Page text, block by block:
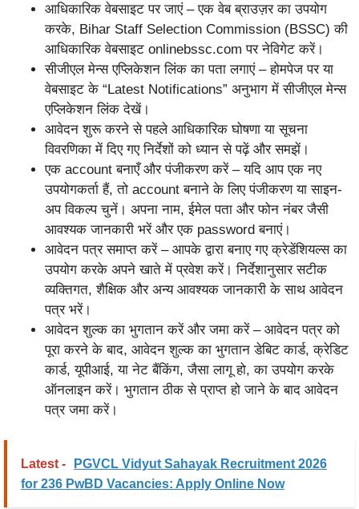
आधिकारिक वेबसाइट पर जाएं – एक वेब ब्राउज़र का उपयोग
करके, Bihar Staff Selection Commission (BSSC) की
आधिकारिक वेबसाइट onlinebssc.com पर नेविगेट करें।
सीजीएल मेन्स एप्लिकेशन लिंक का पता लगाएं – होमपेज पर या
वेबसाइट के “Latest Notifications” अनुभाग में सीजीएल मेन्स
एप्लिकेशन लिंक देखें।
आवेदन शुरू करने से पहले आधिकारिक घोषणा या सूचना
विवरणिका में दिए गए निर्देशों को ध्यान से पढ़ें और समझें।
एक account बनाएँ और पंजीकरण करें – यदि आप एक नए
उपयोगकर्ता हैं, तो account बनाने के लिए पंजीकरण या साइन-
अप विकल्प चुनें। अपना नाम, ईमेल पता और फोन नंबर जैसी
आवश्यक जानकारी भरें और एक password बनाएं।
आवेदन पत्र समाप्त करें – आपके द्वारा बनाए गए क्रेडेंशियल्स का
उपयोग करके अपने खाते में प्रवेश करें। निर्देशानुसार सटीक
व्यक्तिगत, शैक्षिक और अन्य आवश्यक जानकारी के साथ आवेदन
पत्र भरें।
आवेदन शुल्क का भुगतान करें और जमा करें – आवेदन पत्र को
पूरा करने के बाद, आवेदन शुल्क का भुगतान डेबिट कार्ड, क्रेडिट
कार्ड, यूपीआई, या नेट बैंकिंग, जैसा लागू हो, का उपयोग करके
ऑनलाइन करें। भुगतान ठीक से प्राप्त हो जाने के बाद आवेदन
पत्र जमा करें।
Latest -
PGVCL Vidyut Sahayak Recruitment 2026
for 236 PwBD Vacancies: Apply Online Now